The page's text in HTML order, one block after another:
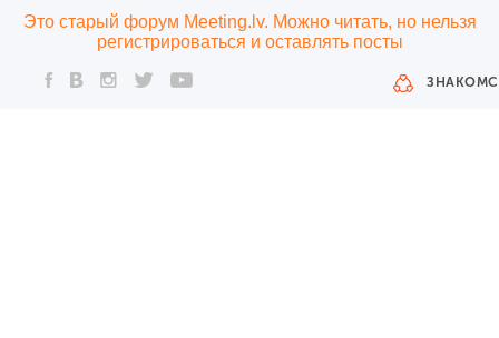
Это старый форум Meeting.lv. Можно читать, но нельзя
регистрироваться и оставлять посты